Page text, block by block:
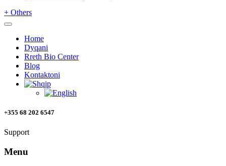
+ Others
Home
Dyqani
Rreth Bio Center
Blog
Kontaktoni
+355 68 202 6547
Support
Menu